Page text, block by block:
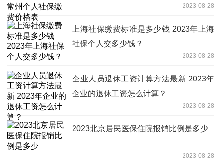
2023-08-28
上海社保缴费标准是多少钱 2023年上海
社保个人交多少钱？
2023-08-28
企业人员退休工资计算方法最新 2023年
企业的退休工资怎么计算？
2023-08-28
2023北京居民医保住院报销比例是多少
2023-08-28